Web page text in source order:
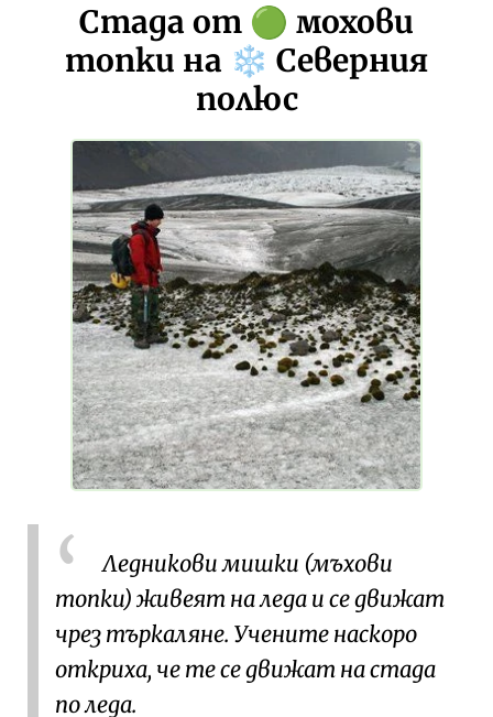
Стада от 🟢 мохови
топки на ❄️ Северния
полюс
Ледникови мишки (мъхови
топки) живеят на леда и се движат
чрез търкаляне. Учените наскоро
откриха, че те се движат на стада
по леда.